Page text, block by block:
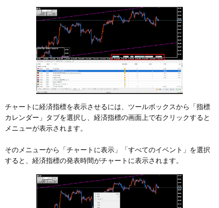
チャートに経済指標を表示させるには、ツールボックスから「指標
カレンダー」タブを選択し、経済指標の画面上で右クリックすると
メニューが表示されます。
そのメニューから「チャートに表示」「すべてのイベント」を選択
すると、経済指標の発表時間がチャートに表示されます。